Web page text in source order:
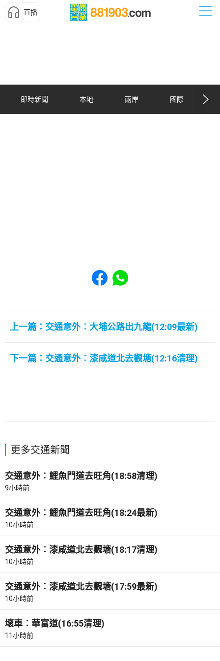
直播
即時新聞 本地 兩岸 國際
Share to Facebook
Share to WhatsApp
上一篇：交通意外︰大埔公路出九龍(12:09最新)
下一篇：交通意外︰漆咸道北去觀塘(12:16清理)
更多交通新聞
交通意外︰鯉魚門道去旺角(18:58清理)
9小時前
交通意外︰鯉魚門道去旺角(18:24最新)
10小時前
交通意外︰漆咸道北去觀塘(18:17清理)
10小時前
交通意外︰漆咸道北去觀塘(17:59最新)
10小時前
壞車︰華富道(16:55清理)
11小時前